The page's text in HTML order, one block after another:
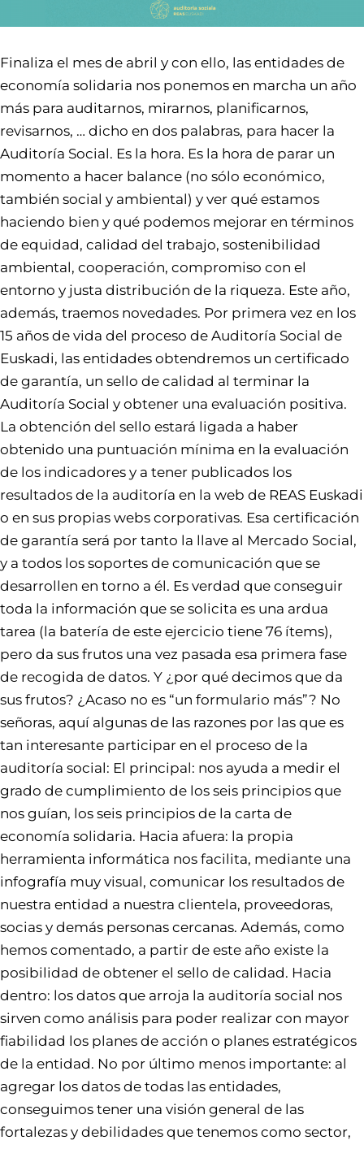
Finaliza el mes de abril y con ello, las entidades de
economía solidaria nos ponemos en marcha un año
más para auditarnos, mirarnos, planificarnos,
revisarnos, … dicho en dos palabras, para hacer la
Auditoría Social. Es la hora. Es la hora de parar un
momento a hacer balance (no sólo económico,
también social y ambiental) y ver qué estamos
haciendo bien y qué podemos mejorar en términos
de equidad, calidad del trabajo, sostenibilidad
ambiental, cooperación, compromiso con el
entorno y justa distribución de la riqueza. Este año,
además, traemos novedades. Por primera vez en los
15 años de vida del proceso de Auditoría Social de
Euskadi, las entidades obtendremos un certificado
de garantía, un sello de calidad al terminar la
Auditoría Social y obtener una evaluación positiva.
La obtención del sello estará ligada a haber
obtenido una puntuación mínima en la evaluación
de los indicadores y a tener publicados los
resultados de la auditoría en la web de REAS Euskadi
o en sus propias webs corporativas. Esa certificación
de garantía será por tanto la llave al Mercado Social,
y a todos los soportes de comunicación que se
desarrollen en torno a él. Es verdad que conseguir
toda la información que se solicita es una ardua
tarea (la batería de este ejercicio tiene 76 ítems),
pero da sus frutos una vez pasada esa primera fase
de recogida de datos. Y ¿por qué decimos que da
sus frutos? ¿Acaso no es “un formulario más”? No
señoras, aquí algunas de las razones por las que es
tan interesante participar en el proceso de la
auditoría social: El principal: nos ayuda a medir el
grado de cumplimiento de los seis principios que
nos guían, los seis principios de la carta de
economía solidaria. Hacia afuera: la propia
herramienta informática nos facilita, mediante una
infografía muy visual, comunicar los resultados de
nuestra entidad a nuestra clientela, proveedoras,
socias y demás personas cercanas. Además, como
hemos comentado, a partir de este año existe la
posibilidad de obtener el sello de calidad. Hacia
dentro: los datos que arroja la auditoría social nos
sirven como análisis para poder realizar con mayor
fiabilidad los planes de acción o planes estratégicos
de la entidad. No por último menos importante: al
agregar los datos de todas las entidades,
conseguimos tener una visión general de las
fortalezas y debilidades que tenemos como sector,